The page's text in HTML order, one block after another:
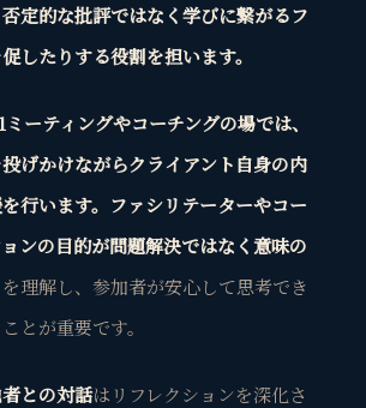
定的な批評ではなく学びに繋がるフ
したりする役割を担います。
ーティングやコーチングの場では、
げかけながらクライアント自身の内
行います。ファシリテーターやコー
ンの目的が問題解決ではなく意味の
を理解し、参加者が安心して思考でき
とが重要です。
との対話はリフレクションを深化さ